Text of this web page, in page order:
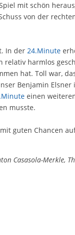
mit schön
von der
In der24.Minute
harmlos
hat. Toll war,
Benjamin
einen
musste.
guten Chancen
Casasola-Merkle,